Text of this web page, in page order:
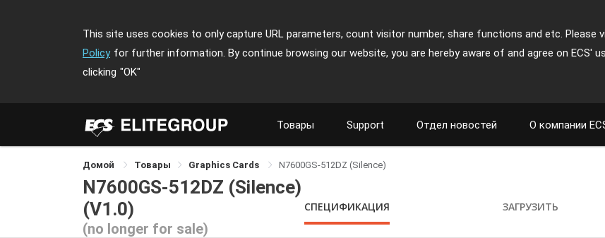
This site uses cookies to only capture URL parameters, count visitor number, share functions and etc. Please
Policy for further information. By continue browsing our website, you are hereby aware of and agree on ECS'
clicking "OK"
Товары Support Отдел новостей О компании
Домой Товары Graphics Cards N7600GS-512DZ (Silence)
N7600GS-512DZ (Silence)
(V1.0)
(no longer for sale)
СПЕЦИФИКАЦИЯ ЗАГРУЗИТЬ